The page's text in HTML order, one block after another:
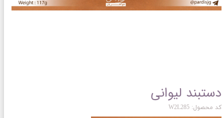
دستبند لیوانی
کد محصول: W2L285